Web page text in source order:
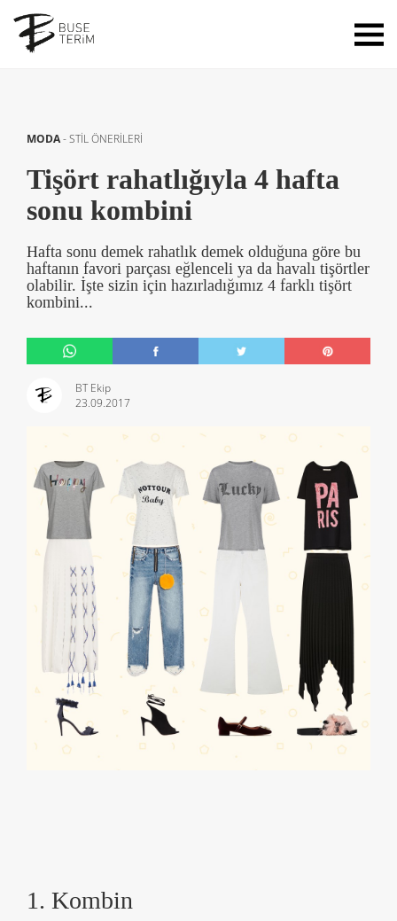
MODA-STİL ÖNERİLERİ
Tişört rahatlığıyla 4 hafta
sonu kombini
Hafta sonu demek rahatlık demek olduğuna göre bu
haftanın favori parçası eğlenceli ya da havalı tişörtler
olabilir. İşte sizin için hazırladığımız 4 farklı tişört
kombini...
BT Ekip
23.09.2017
1. Kombin